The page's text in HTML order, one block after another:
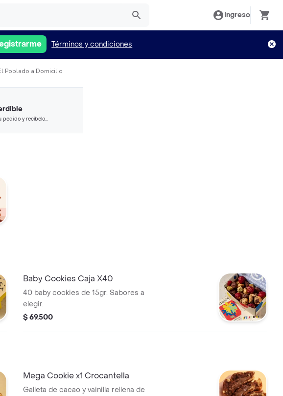
Ingreso
Términos y condiciones
Poblado a Domicilio
pedido y recíbelo
Baby Cookies Caja X40
40 baby cookies de 15gr. Sabores a
elegir.
$ 69.500
Mega Cookie x1 Crocantella
Galleta de cacao y vainilla rellena de